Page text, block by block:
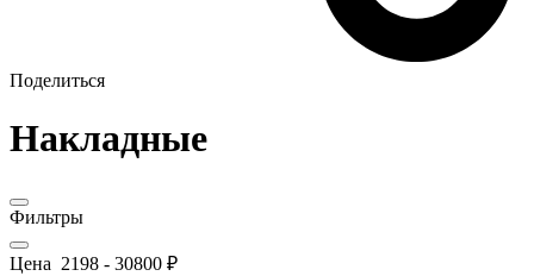
Поделиться
Накладные
Фильтры
Цена 2198 - 30800 ₽